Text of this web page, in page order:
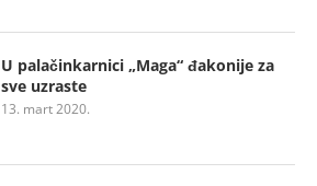
U palačinkarnici „Maga“ đakonije za
sve uzraste
13. mart 2020.